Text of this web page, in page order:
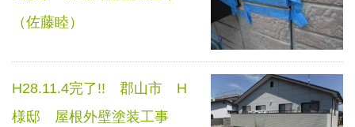
（佐藤睦）
H28.11.4完了!! 郡山市 H
様邸 屋根外壁塗装工事